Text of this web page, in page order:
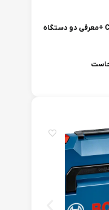
دستگاه جوش CO2 +معرفی دو دستگاه